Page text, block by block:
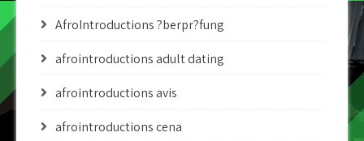
AfroIntroductions ?berpr?fung
afrointroductions adult dating
afrointroductions avis
afrointroductions cena